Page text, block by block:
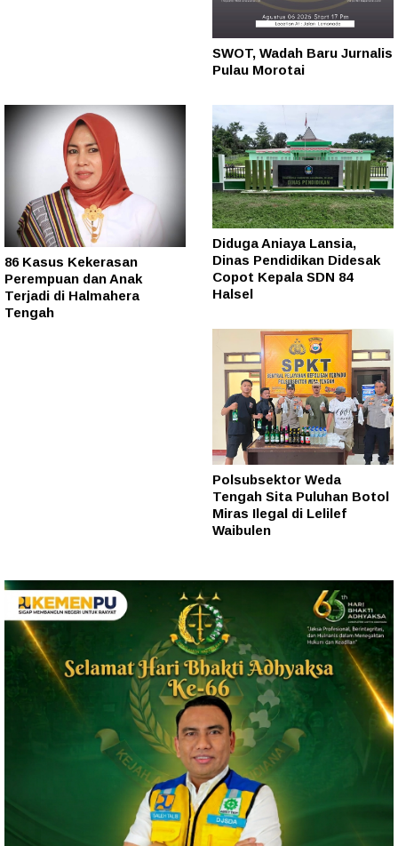
SWOT, Wadah Baru Jurnalis
Pulau Morotai
86 Kasus Kekerasan
Perempuan dan Anak
Terjadi di Halmahera
Tengah
Diduga Aniaya Lansia,
Dinas Pendidikan Didesak
Copot Kepala SDN 84
Halsel
Polsubsektor Weda
Tengah Sita Puluhan Botol
Miras Ilegal di Lelilef
Waibulen